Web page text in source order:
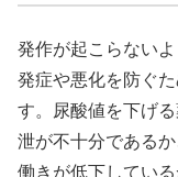
発作が起こらない
発症や悪化を防ぐ
す。尿酸値を下げ
泄が不十分である
働きが低下してい